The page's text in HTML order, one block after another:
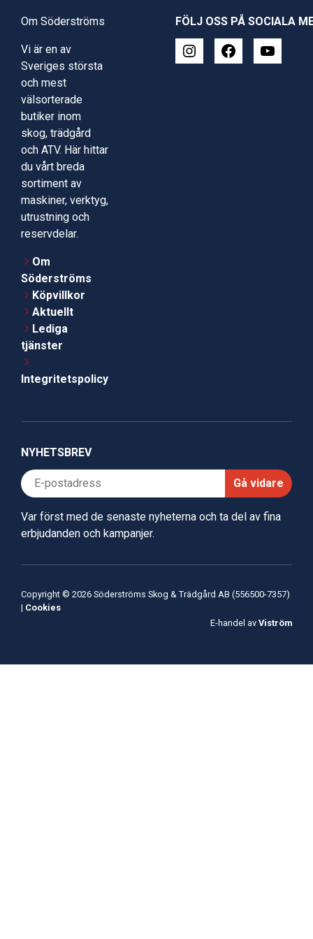
Om Söderströms
Vi är en av
Sveriges största
och mest
välsorterade
butiker inom
skog, trädgård
och ATV. Här hittar
du vårt breda
sortiment av
maskiner, verktyg,
utrustning och
reservdelar.
Om
Söderströms
Köpvillkor
Aktuellt
Lediga
tjänster
Integritetspolicy
FÖLJ OSS PÅ SOCIALA
NYHETSBREV
Gå vidare
Var först med de senaste nyheterna och ta del av fina
erbjudanden och kampanjer.
Copyright © 2026 Söderströms Skog & Trädgård AB (556500-7357)
| Cookies
E-handel av Viström